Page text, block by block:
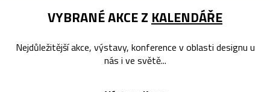
VYBRANÉ AKCE Z KALENDÁŘE
Nejdůležitější akce, výstavy, konference v oblasti designu u
nás i ve světě...